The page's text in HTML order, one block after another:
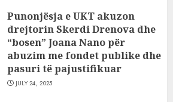
Punonjësja e UKT akuzon
drejtorin Skerdi Drenova dhe
“bosen” Joana Nano për
abuzim me fondet publike dhe
pasuri të pajustifikuar
JULY 24, 2025